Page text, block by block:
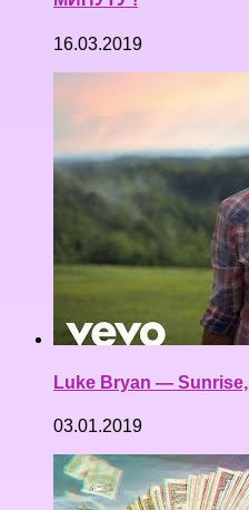
16.03.2019
Luke Bryan —
03.01.2019